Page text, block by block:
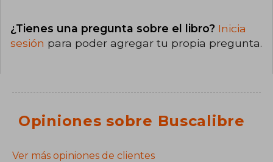
¿Tienes una pregunta sobre el libro? Inicia
sesión para poder agregar tu propia pregunta.
Opiniones sobre Buscalibre
Ver más opiniones de clientes